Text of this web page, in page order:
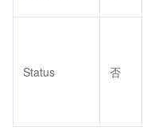
Status 否